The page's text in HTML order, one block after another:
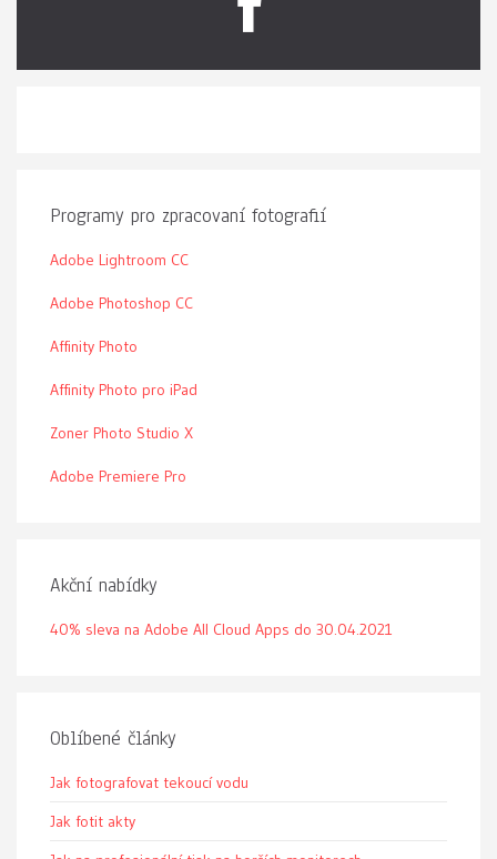
Programy pro zpracovaní fotografií
Adobe Lightroom CC
Adobe Photoshop CC
Affinity Photo
Affinity Photo pro iPad
Zoner Photo Studio X
Adobe Premiere Pro
Akční nabídky
40% sleva na Adobe All Cloud Apps do 30.04.2021
Oblíbené články
Jak fotografovat tekoucí vodu
Jak fotit akty